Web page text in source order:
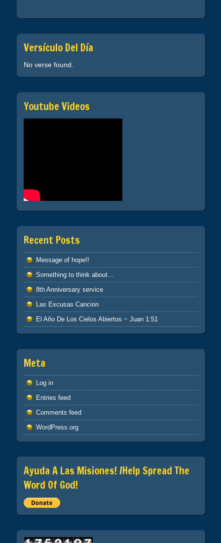
Versículo Del Día
No verse found.
Youtube Videos
Recent Posts
Message of hope!!
Something to think about…
8th Anniversary service
Las Excusas Cancion
El Año De Los Cielos Abiertos ~ Juan 1:51
Meta
Log in
Entries feed
Comments feed
WordPress.org
Ayuda A Las Misiones! /Help Spread The
Word Of God!